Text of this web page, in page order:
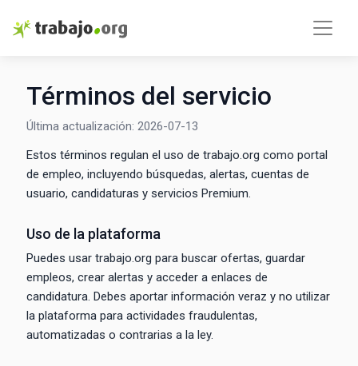
Términos del servicio
Última actualización: 2026-07-13
Estos términos regulan el uso de trabajo.org como portal
de empleo, incluyendo búsquedas, alertas, cuentas de
usuario, candidaturas y servicios Premium.
Uso de la plataforma
Puedes usar trabajo.org para buscar ofertas, guardar
empleos, crear alertas y acceder a enlaces de
candidatura. Debes aportar información veraz y no utilizar
la plataforma para actividades fraudulentas,
automatizadas o contrarias a la ley.